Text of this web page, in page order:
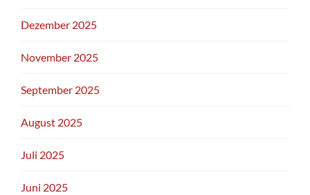
Dezember 2025
November 2025
September 2025
August 2025
Juli 2025
Juni 2025